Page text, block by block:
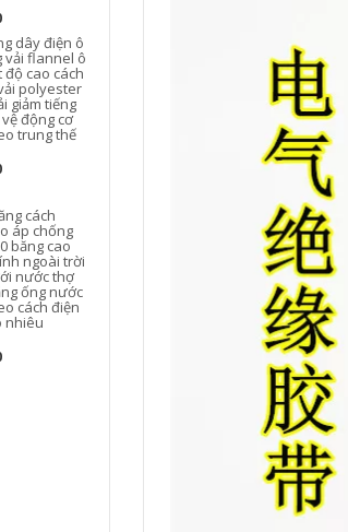
dây điện ô
vải flannel ô
độ cao cách
polyester
giảm tiếng
động cơ
trung thế
cách
áp chống
băng cao
ngoài trời
nước thợ
ống nước
cách điện
nhiêu
Băng dính điện chịu
Băng keo điện
chống cháy không
thấm nước 3m1500
1600 cách điện đa
năng cách điện chịu
nhiệt độ cao không
chì thân thiện với
môi trường băng
keo dây đai ô tô
PVC bán buôn FCL
băng keo quấn dây
Băng màu Jinghua
tự làm trang trí
nhiếp ảnh triển lãm
cưới đen, vàng, Đỏ,
trắng, xanh da trời,
xanh lá, nâu, bạc,
màu tím, băng vải,
băng chống thấm,
bẫy, mạnh, độ nhớt
cao, băng bán buôn
một mặt tùy chỉnh